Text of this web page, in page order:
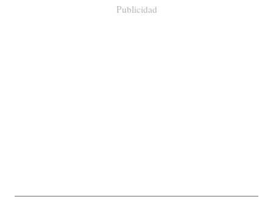
Publicidad